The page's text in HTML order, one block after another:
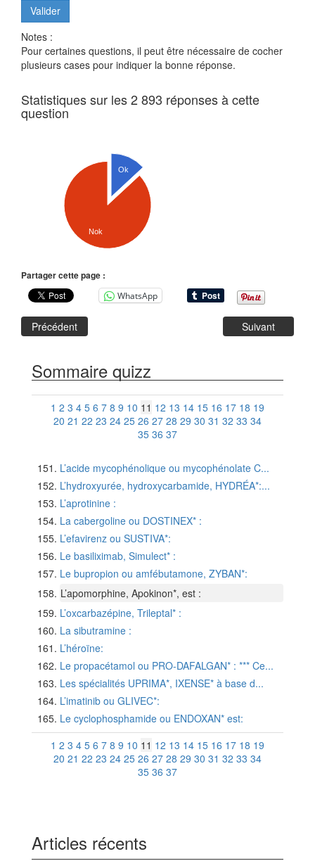
Notes :
Pour certaines questions, il peut être nécessaire de cocher
plusieurs cases pour indiquer la bonne réponse.
Statistiques sur les 2 893 réponses à cette
question
Ok
Nok
Partager cette page :
WhatsApp
Précédent Suivant
Sommaire quizz
1 2 3 4 5 6 7 8 9 10 11 12 13 14 15 16 17 18 19
20 21 22 23 24 25 26 27 28 29 30 31 32 33 34
35 36 37
L’acide mycophénolique ou mycophénolate C...
L’hydroxyurée, hydroxycarbamide, HYDRÉA*:...
L’aprotinine :
La cabergoline ou DOSTINEX* :
L’efavirenz ou SUSTIVA*:
Le basiliximab, Simulect* :
Le bupropion ou amfébutamone, ZYBAN*:
L’apomorphine, Apokinon*, est :
L’oxcarbazépine, Trileptal* :
La sibutramine :
L’héroïne:
Le propacétamol ou PRO-DAFALGAN* : *** Ce...
Les spécialités UPRIMA*, IXENSE* à base d...
L’imatinib ou GLIVEC*:
Le cyclophosphamide ou ENDOXAN* est:
1 2 3 4 5 6 7 8 9 10 11 12 13 14 15 16 17 18 19
20 21 22 23 24 25 26 27 28 29 30 31 32 33 34
35 36 37
Articles récents